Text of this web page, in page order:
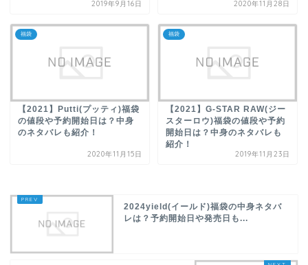
2019年9月16日 2020年11月28日
福袋
【2021】Putti(プッティ)福袋
の値段や予約開始日は？中身
のネタバレも紹介！
2020年11月15日
福袋
【2021】G-STAR RAW(ジー
スターロウ)福袋の値段や予約
開始日は？中身のネタバレも
紹介！
2019年11月23日
2024yield(イールド)福袋の中身ネタバ
レは？予約開始日や発売日も...